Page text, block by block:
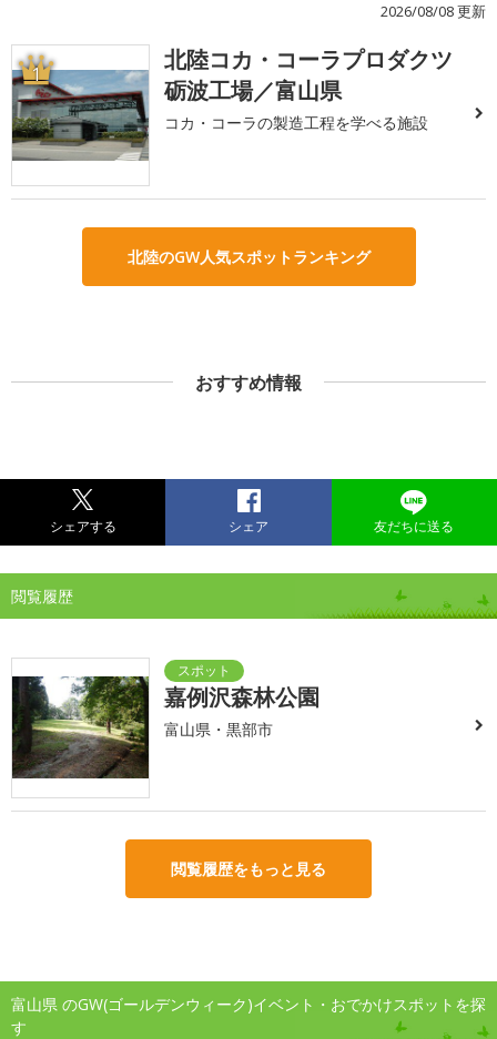
2026/08/08 更新
1
北陸コカ・コーラプロダクツ
砺波工場／富山県
コカ・コーラの製造工程を学べる施設
北陸のGW人気スポットランキング
おすすめ情報
シェアする シェア 友だちに送る
閲覧履歴
嘉例沢森林公園
富山県・黒部市
閲覧履歴をもっと見る
富山県 のGW(ゴールデンウィーク)イベント・おでかけスポットを探
す